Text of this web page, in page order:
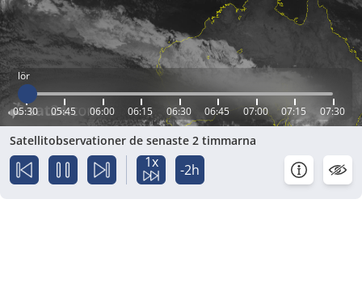
lör
05:30 05:45 06:00 06:15 06:30 06:45 07:00 07:15 07:30
Satellitobservationer de senaste 2 timmarna
1x -2h